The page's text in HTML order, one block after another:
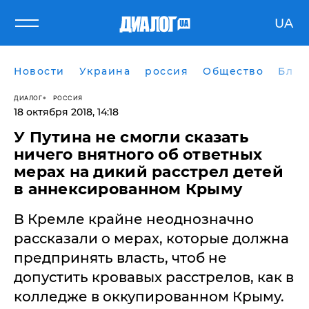
UA
Новости Украина россия Общество
ДИАЛОГ РОССИЯ
18 октября 2018, 14:18
У Путина не смогли сказать
ничего внятного об ответных
мерах на дикий расстрел детей
в аннексированном Крыму
В Кремле крайне неоднозначно
рассказали о мерах, которые должна
предпринять власть, чтоб не
допустить кровавых расстрелов, как в
колледже в оккупированном Крыму.